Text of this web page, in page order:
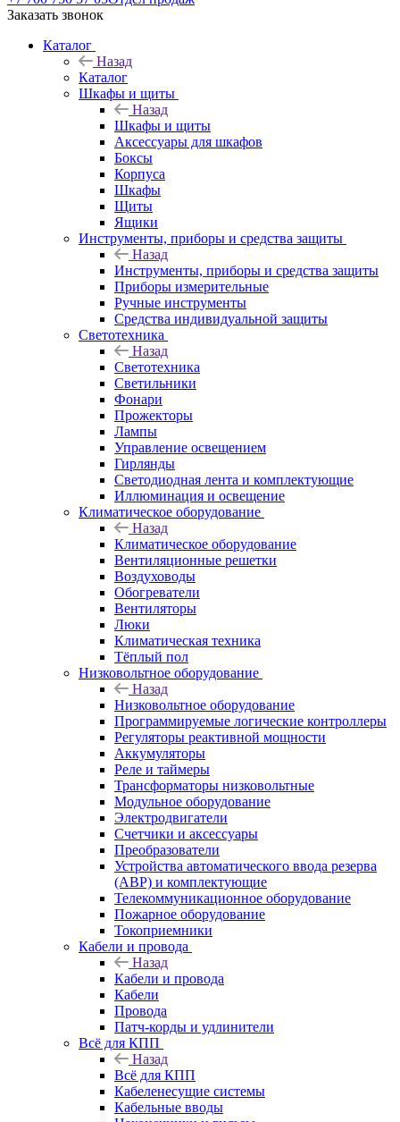
Заказать звонок
Каталог
Назад
Каталог
Шкафы и щиты
Назад
Шкафы и щиты
Аксессуары для шкафов
Боксы
Корпуса
Шкафы
Щиты
Ящики
Инструменты, приборы и средства защиты
Назад
Инструменты, приборы и средства защиты
Приборы измерительные
Ручные инструменты
Средства индивидуальной защиты
Светотехника
Назад
Светотехника
Светильники
Фонари
Прожекторы
Лампы
Управление освещением
Гирлянды
Светодиодная лента и комплектующие
Иллюминация и освещение
Климатическое оборудование
Назад
Климатическое оборудование
Вентиляционные решетки
Воздуховоды
Обогреватели
Вентиляторы
Люки
Климатическая техника
Тёплый пол
Низковольтное оборудование
Назад
Низковольтное оборудование
Программируемые логические контроллеры
Регуляторы реактивной мощности
Аккумуляторы
Реле и таймеры
Трансформаторы низковольтные
Модульное оборудование
Электродвигатели
Счетчики и аксессуары
Преобразователи
Устройства автоматического ввода резерва
(АВР) и комплектующие
Телекоммуникационное оборудование
Пожарное оборудование
Токоприемники
Кабели и провода
Назад
Кабели и провода
Кабели
Провода
Патч-корды и удлинители
Всё для КПП
Назад
Всё для КПП
Кабеленесущие системы
Кабельные вводы